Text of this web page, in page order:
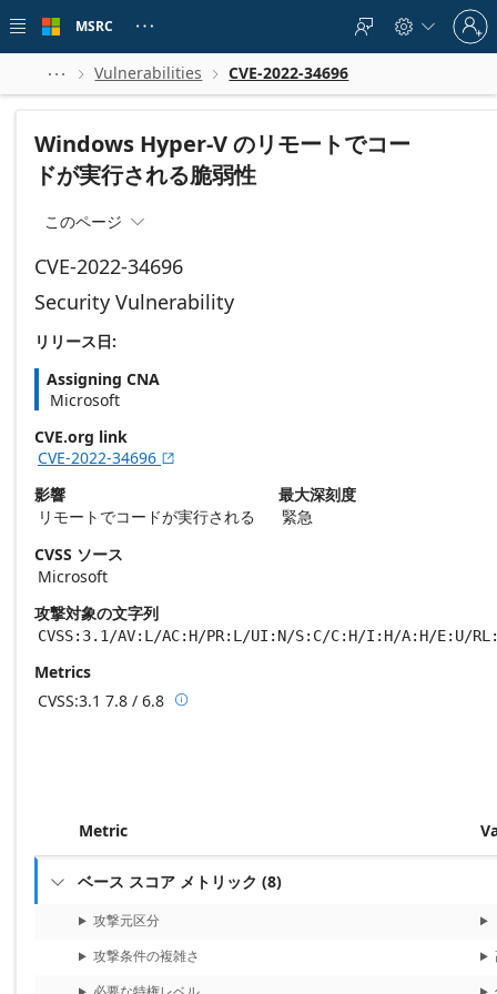
 main
MSRC    
Sign
in
to
account
  Vulnerabilities  CVE-2022-34696
Windows Hyper-V のリモートでコー
ドが実行される脆弱性
このページ 
CVE-2022-34696
Security Vulnerability
リリース日:
Assigning CNA
Microsoft
CVE.org link
CVE-2022-34696 
影響
リモートでコードが実行される
最大深刻度
緊急
CVSS ソース
Microsoft
攻撃対象の文字列
CVSS:3.1/AV:L/AC:H/PR:L/UI:N/S:C/C:H/I:H/A:H/E:U/
Metrics
CVSS:3.1 7.8 / 6.8 Base score metrics: 7.8 / Temporal score
Metric
 ベース スコア メトリック (8)
攻撃元区分
攻撃条件の複雑さ